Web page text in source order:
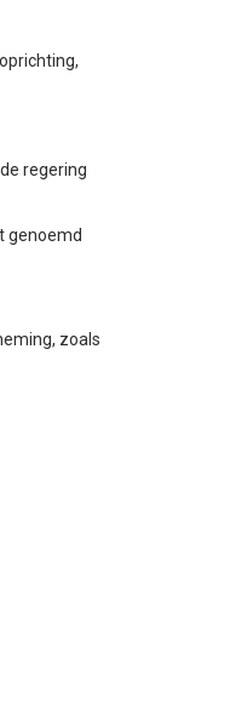
regering
genoemd
zoals